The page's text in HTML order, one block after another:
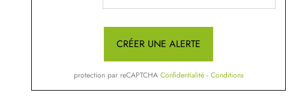
CRÉER UNE ALERTE
protection par reCAPTCHA Confidentialité - Conditions